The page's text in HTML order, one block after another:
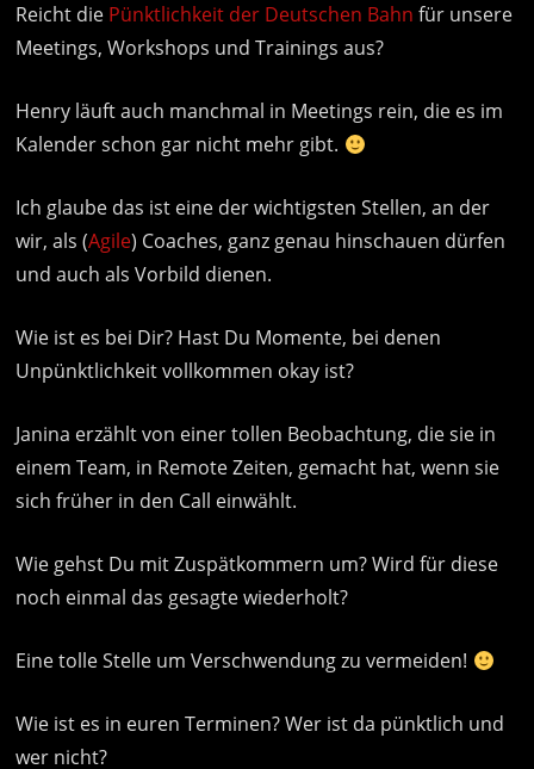
Reicht die Pünktlichkeit der Deutschen Bahn für unsere
Meetings, Workshops und Trainings aus?
Henry läuft auch manchmal in Meetings rein, die es im
Kalender schon gar nicht mehr gibt.
Ich glaube das ist eine der wichtigsten Stellen, an der
wir, als (Agile) Coaches, ganz genau hinschauen dürfen
und auch als Vorbild dienen.
Wie ist es bei Dir? Hast Du Momente, bei denen
Unpünktlichkeit vollkommen okay ist?
Janina erzählt von einer tollen Beobachtung, die sie in
einem Team, in Remote Zeiten, gemacht hat, wenn sie
sich früher in den Call einwählt.
Wie gehst Du mit Zuspätkommern um? Wird für diese
noch einmal das gesagte wiederholt?
Eine tolle Stelle um Verschwendung zu vermeiden!
Wie ist es in euren Terminen? Wer ist da pünktlich und
wer nicht?